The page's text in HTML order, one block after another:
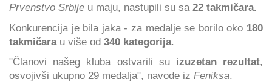
Prvenstvo Srbije u maju, nastupili su sa 22 takmičara.
Konkurencija je bila jaka - za medalje se borilo oko 180
takmičarau više od 340 kategorija.
"Članovi našeg kluba ostvarili su izuzetan rezultat,
osvojivši ukupno 29 medalja", navode iz Feniksa.